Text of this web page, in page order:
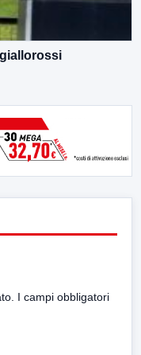
I campi obbligatori